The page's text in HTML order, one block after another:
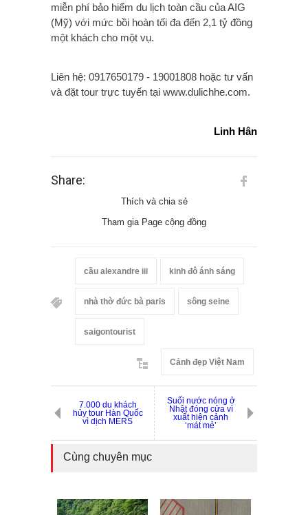
miễn phí bảo hiểm du lịch toàn cầu của AIG
(Mỹ) với mức bồi hoàn tối đa đến 2,1 tỷ đồng
một khách cho một vụ.
Liên hệ: 0917650179 - 19001808 hoặc tư vấn
và đặt tour trực tuyến tại www.dulichhe.com.
Linh Hân
Share:
Thích và chia sẻ
Tham gia Page cộng đồng
cầu alexandre iii kinh đô ánh sáng
nhà thờ đức bà paris sông seine
saigontourist
Cảnh đẹp Việt Nam
7.000 du khách
hủy tour Hàn Quốc
vì dịch MERS
Suối nước nóng ở
Nhật đóng cửa vì
xuất hiện cảnh
‘mát mẻ’
Cùng chuyên mục